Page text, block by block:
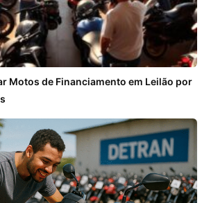
Motos de Financiamento em Leilão por